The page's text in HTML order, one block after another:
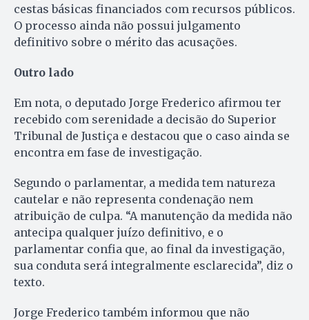
cestas básicas financiados com recursos públicos.
O processo ainda não possui julgamento
definitivo sobre o mérito das acusações.
Outro lado
Em nota, o deputado Jorge Frederico afirmou ter
recebido com serenidade a decisão do Superior
Tribunal de Justiça e destacou que o caso ainda se
encontra em fase de investigação.
Segundo o parlamentar, a medida tem natureza
cautelar e não representa condenação nem
atribuição de culpa. “A manutenção da medida não
antecipa qualquer juízo definitivo, e o
parlamentar confia que, ao final da investigação,
sua conduta será integralmente esclarecida”, diz o
texto.
Jorge Frederico também informou que não